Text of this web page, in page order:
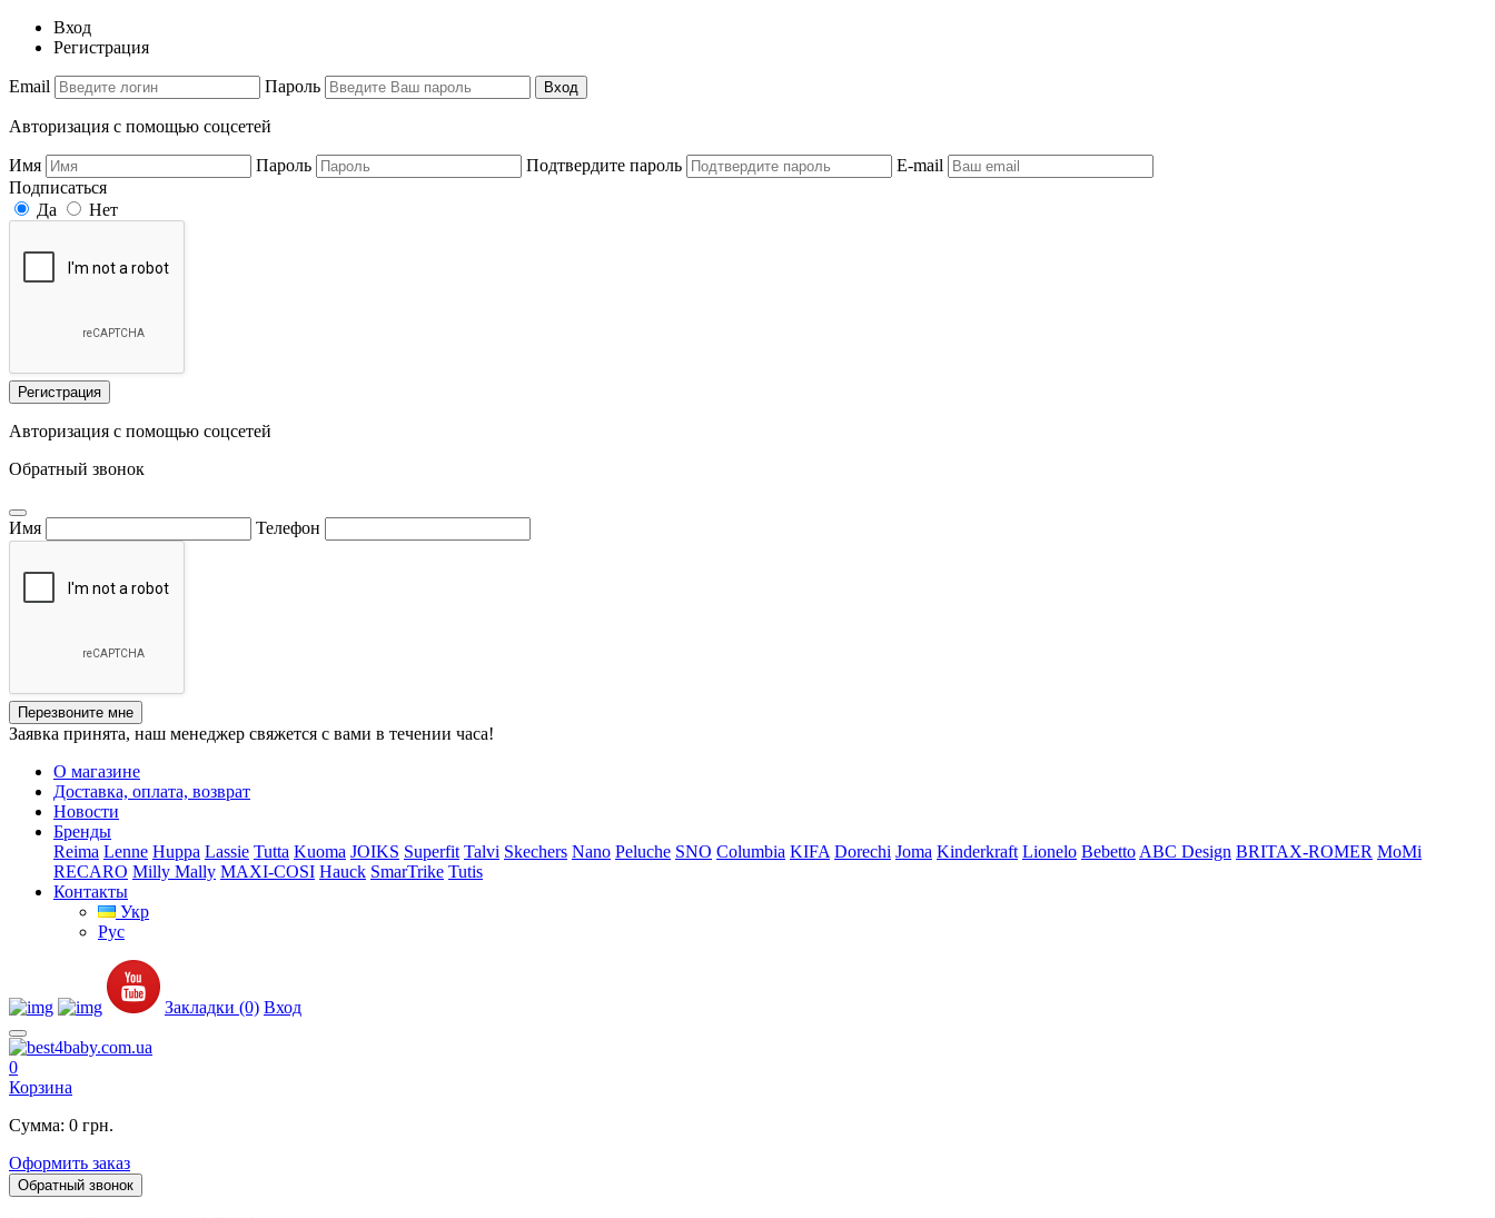
Вход
Регистрация
Email Пароль Вход
Авторизация с помощью соцсетей
Имя Пароль Подтвердите пароль
E-mail
Подписаться
Да
Нет
Регистрация
Авторизация с помощью соцсетей
Обратный звонок
Имя Телефон
Перезвоните мне
Заявка принята, наш менеджер свяжется с вами в течении часа!
О магазине
Доставка, оплата, возврат
Новости
Бренды
Reima Lenne Huppa Lassie Tutta Kuoma JOIKS Superfit Talvi Skechers Nano Peluche SNO Columbia KIFA Dorechi Joma Kinderkraft Lionelo Bebetto ABC Design BRITAX-ROMER MoMi
RECARO Milly Mally MAXI-COSI Hauck SmarTrike Tutis
Контакты
Укр
Рус
Закладки (0) Вход
0
Корзина
Сумма: 0 грн.
Оформить заказ
Обратный звонок